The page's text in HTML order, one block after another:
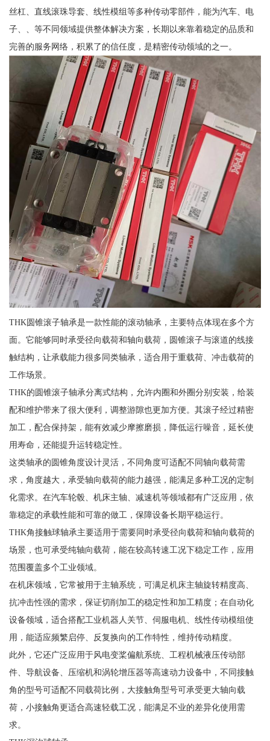
丝杠、直线滚珠导套、线性模组等多种传动零部件，能为汽车、电
子、、等不同领域提供整体解决方案，长期以来靠着稳定的品质和
完善的服务网络，积累了的信任度，是精密传动领域的之一。
THK圆锥滚子轴承是一款性能的滚动轴承，主要特点体现在多个方
面。它能够同时承受径向载荷和轴向载荷，圆锥滚子与滚道的线接
触结构，让承载能力很多同类轴承，适合用于重载荷、冲击载荷的
工作场景。
THK的圆锥滚子轴承分离式结构，允许内圈和外圈分别安装，给装
配和维护带来了很大便利，调整游隙也更加方便。其滚子经过精密
加工，配合保持架，能有效减少摩擦磨损，降低运行噪音，延长使
用寿命，还能提升运转稳定性。
这类轴承的圆锥角度设计灵活，不同角度可适配不同轴向载荷需
求，角度越大，承受轴向载荷的能力越强，能满足多种工况的定制
化需求。在汽车轮毂、机床主轴、减速机等领域都有广泛应用，依
靠稳定的承载性能和可靠的做工，保障设备长期平稳运行。
THK角接触球轴承主要适用于需要同时承受径向载荷和轴向载荷的
场景，也可承受纯轴向载荷，能在较高转速工况下稳定工作，应用
范围覆盖多个工业领域。
在机床领域，它常被用于主轴系统，可满足机床主轴旋转精度高、
抗冲击性强的需求，保证切削加工的稳定性和加工精度；在自动化
设备领域，适合搭配工业机器人关节、伺服电机、线性传动模组使
用，能适应频繁启停、反复换向的工作特性，维持传动精度。
此外，它还广泛应用于风电变桨偏航系统、工程机械液压传动部
件、导航设备、压缩机和涡轮增压器等高速动力设备中，不同接触
角的型号可适配不同载荷比例，大接触角型号可承受更大轴向载
荷，小接触角更适合高速轻载工况，能满足不业的差异化使用需
求。